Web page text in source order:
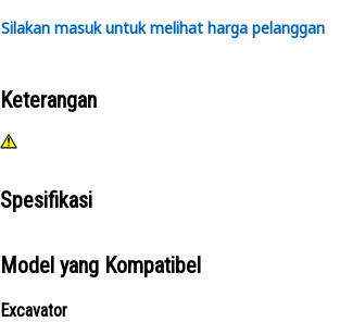
Silakan masuk untuk melihat harga pelanggan
Keterangan
Spesifikasi
Model yang Kompatibel
Excavator